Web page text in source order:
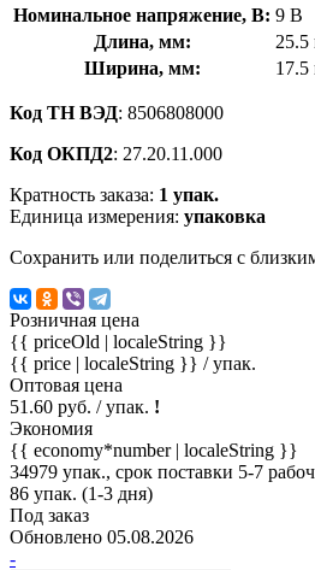
Номинальное напряжение, В: 9 В
Длина, мм:
Ширина, мм:
Код ТН ВЭД: 8506808000
Код ОКПД2: 27.20.11.000
Кратность заказа: 1 упак.
Единица измерения: упаковка
Сохранить или поделиться с
Розничная цена
{{ priceOld | localeString }}
{{ price | localeString }} / упак.
Оптовая цена
51.60 руб. / упак. !
Экономия
{{ economy*number | localeString }}
34979 упак., срок поставки 5-7
86 упак. (1-3 дня)
Под заказ
Обновлено 05.08.2026
-